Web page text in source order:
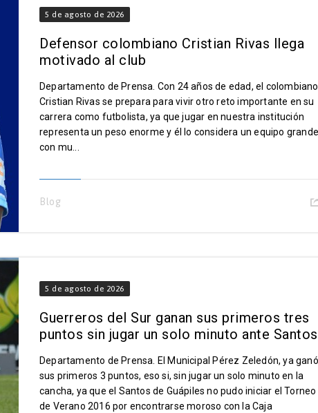
5 de agosto de 2026
Defensor colombiano Cristian Rivas llega
motivado al club
Departamento de Prensa. Con 24 años de edad, el colombiano
Cristian Rivas se prepara para vivir otro reto importante en su
carrera como futbolista, ya que jugar en nuestra institución
representa un peso enorme y él lo considera un equipo
con mu...
Blog
5 de agosto de 2026
Guerreros del Sur ganan sus primeros tres
puntos sin jugar un solo minuto ante Santos
Departamento de Prensa. El Municipal Pérez Zeledón, ya ganó
sus primeros 3 puntos, eso si, sin jugar un solo minuto en la
cancha, ya que el Santos de Guápiles no pudo iniciar el Torneo
de Verano 2016 por encontrarse moroso con la Caja